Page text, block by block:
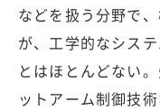
などを扱う分野で
が、工学的なシス
とはほとんどない
ットアーム制御技